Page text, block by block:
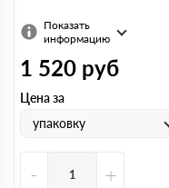
Показать
информацию
1 520 руб
Цена за
упаковку
- +